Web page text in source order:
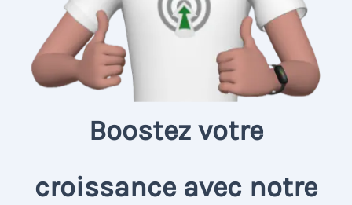
Boostez votre
croissance avec notre